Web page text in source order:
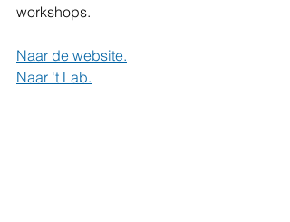
workshops.
Naar de website.
Naar 't Lab.